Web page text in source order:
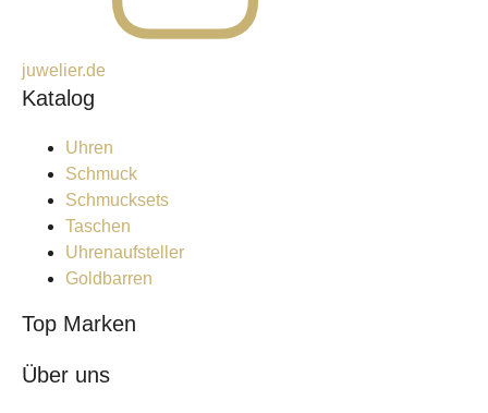
juwelier.de
Katalog
Uhren
Schmuck
Schmucksets
Taschen
Uhrenaufsteller
Goldbarren
Top Marken
Über uns